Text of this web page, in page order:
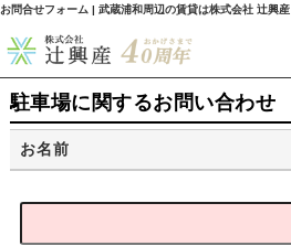
お問合せフォーム | 武蔵浦和周辺の賃貸は株式会社 辻興産
駐車場に関するお問い合わせ
お名前